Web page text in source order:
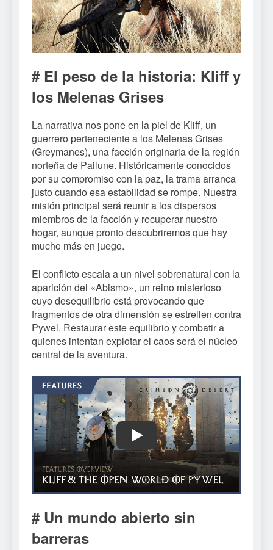
# El peso de la historia: Kliff y
los Melenas Grises
La narrativa nos pone en la piel de Kliff, un
guerrero perteneciente a los Melenas Grises
(Greymanes), una facción originaria de la región
norteña de Pailune. Históricamente conocidos
por su compromiso con la paz, la trama arranca
justo cuando esa estabilidad se rompe. Nuestra
misión principal será reunir a los dispersos
miembros de la facción y recuperar nuestro
hogar, aunque pronto descubriremos que hay
mucho más en juego.
El conflicto escala a un nivel sobrenatural con la
aparición del «Abismo», un reino misterioso
cuyo desequilibrio está provocando que
fragmentos de otra dimensión se estrellen contra
Pywel. Restaurar este equilibrio y combatir a
quienes intentan explotar el caos será el núcleo
central de la aventura.
Play
# Un mundo abierto sin
barreras